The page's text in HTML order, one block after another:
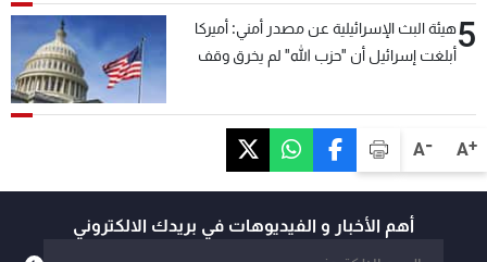
A+
A-
5هيئة البث الإسرائيلية عن مصدر أمني: أميركا
أبلغت إسرائيل أن "حزب الله" لم يخرق وقف
أهم الأخبار و الفيديوهات في بريدك الالكتروني